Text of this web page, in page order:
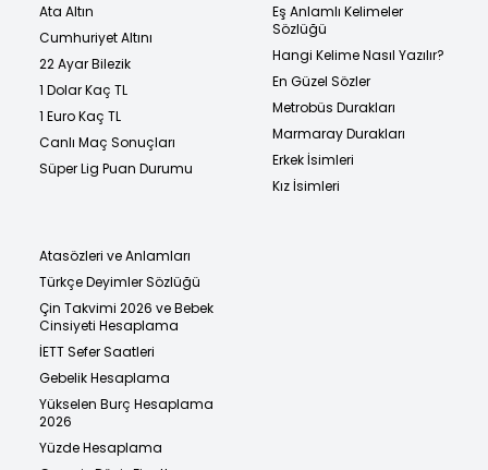
Ata Altın
Cumhuriyet Altını
22 Ayar Bilezik
1 Dolar Kaç TL
1 Euro Kaç TL
Canlı Maç Sonuçları
Süper Lig Puan Durumu
Eş Anlamlı Kelimeler
Sözlüğü
Hangi Kelime Nasıl Yazılır?
En Güzel Sözler
Metrobüs Durakları
Marmaray Durakları
Erkek İsimleri
Kız İsimleri
Atasözleri ve Anlamları
Türkçe Deyimler Sözlüğü
Çin Takvimi 2026 ve Bebek
Cinsiyeti Hesaplama
İETT Sefer Saatleri
Gebelik Hesaplama
Yükselen Burç Hesaplama
2026
Yüzde Hesaplama